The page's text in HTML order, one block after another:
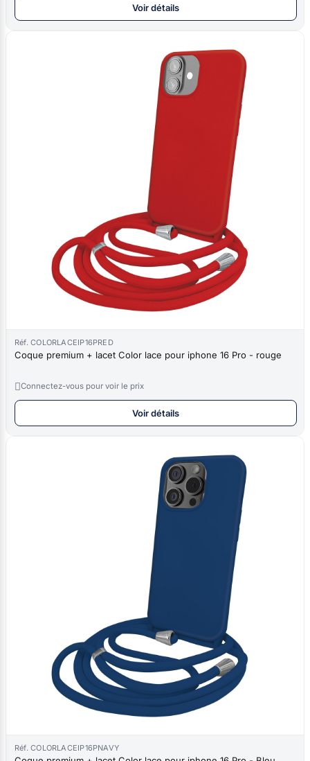
Voir détails
Réf. COLORLACEIP16PRED
Coque premium + lacet Color lace pour iphone 16 Pro - rouge
Connectez-vous pour voir le prix
Voir détails
Réf. COLORLACEIP16PNAVY